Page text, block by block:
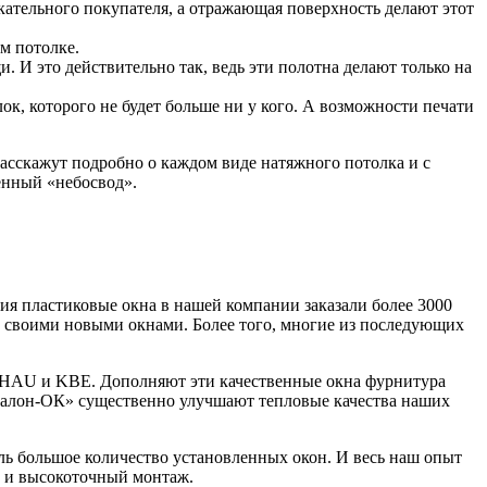
покупателя, а отражающая поверхность делают этот
потолке.
это действительно так, ведь эти полотна делают только на
которого не будет больше ни у кого. А возможности печати
подробно о каждом виде натяжного потолка и с
«небосвод».
окна в нашей компании заказали более 3000
новыми окнами. Более того, многие из последующих
и KBE. Дополняют эти качественные окна фурнитура
ОК» существенно улучшают тепловые качества наших
количество установленных окон. И весь наш опыт
и высокоточный монтаж.